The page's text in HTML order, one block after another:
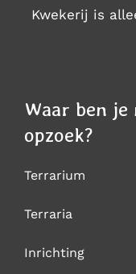
Kwekerij is
Waar ben je
opzoek?
Terrarium
Terraria
Inrichting